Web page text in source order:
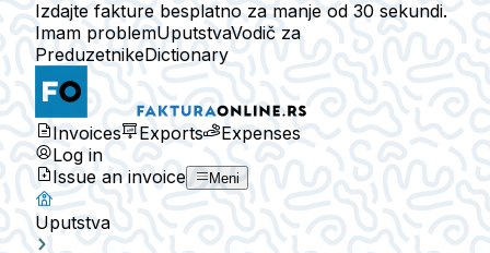
Izdajte fakture besplatno za manje od 30 sekundi.
Imam problemUputstvaVodič za
PreduzetnikeDictionary
Invoices Exports
Expenses
Log in
Issue an invoice
Meni
Uputstva